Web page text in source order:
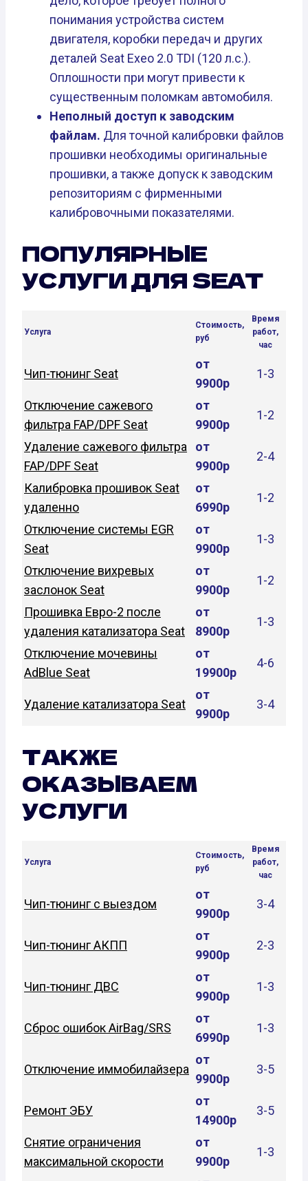
понимания устройства систем
двигателя, коробки передач и других
деталей Seat Exeo 2.0 TDI (120 л.с.).
Оплошности при могут привести к
существенным поломкам автомобиля.
Неполный доступ к заводским
файлам. Для точной калибровки файлов
прошивки необходимы оригинальные
прошивки, а также допуск к заводским
репозиториям с фирменными
калибровочными показателями.
ПОПУЛЯРНЫЕ
УСЛУГИ ДЛЯ SEAT
Услуга
Стоимость,
руб
Время
работ,
час
Чип-тюнинг Seat
от
9900р
1-3
Отключение сажевого
фильтра FAP/DPF Seat
от
9900р
1-2
Удаление сажевого фильтра
FAP/DPF Seat
от
9900р
2-4
Калибровка прошивок Seat
удаленно
от
6990р
1-2
Отключение системы EGR
Seat
от
9900р
1-3
Отключение вихревых
заслонок Seat
от
9900р
1-2
Прошивка Евро-2 после
удаления катализатора Seat
от
8900р
1-3
Отключение мочевины
AdBlue Seat
от
19900р
4-6
Удаление катализатора Seat
от
9900р
3-4
ТАКЖЕ
ОКАЗЫВАЕМ
УСЛУГИ
Услуга
Стоимость,
руб
Время
работ,
час
Чип-тюнинг с выездом
от
9900р
3-4
Чип-тюнинг АКПП
от
9900р
2-3
Чип-тюнинг ДВС
от
9900р
1-3
Сброс ошибок AirBag/SRS
от
6990р
1-3
Отключение иммобилайзера
от
9900р
3-5
Ремонт ЭБУ
от
14900р
3-5
Снятие ограничения
максимальной скорости
от
9900р
1-3